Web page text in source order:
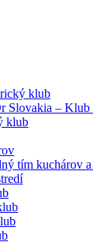
klub
Slovakia –
klub
tím kuchárov